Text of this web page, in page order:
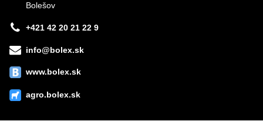
Bolešov
+421 42 20 21 22 9
info@bolex.sk
www.bolex.sk
agro.bolex.sk